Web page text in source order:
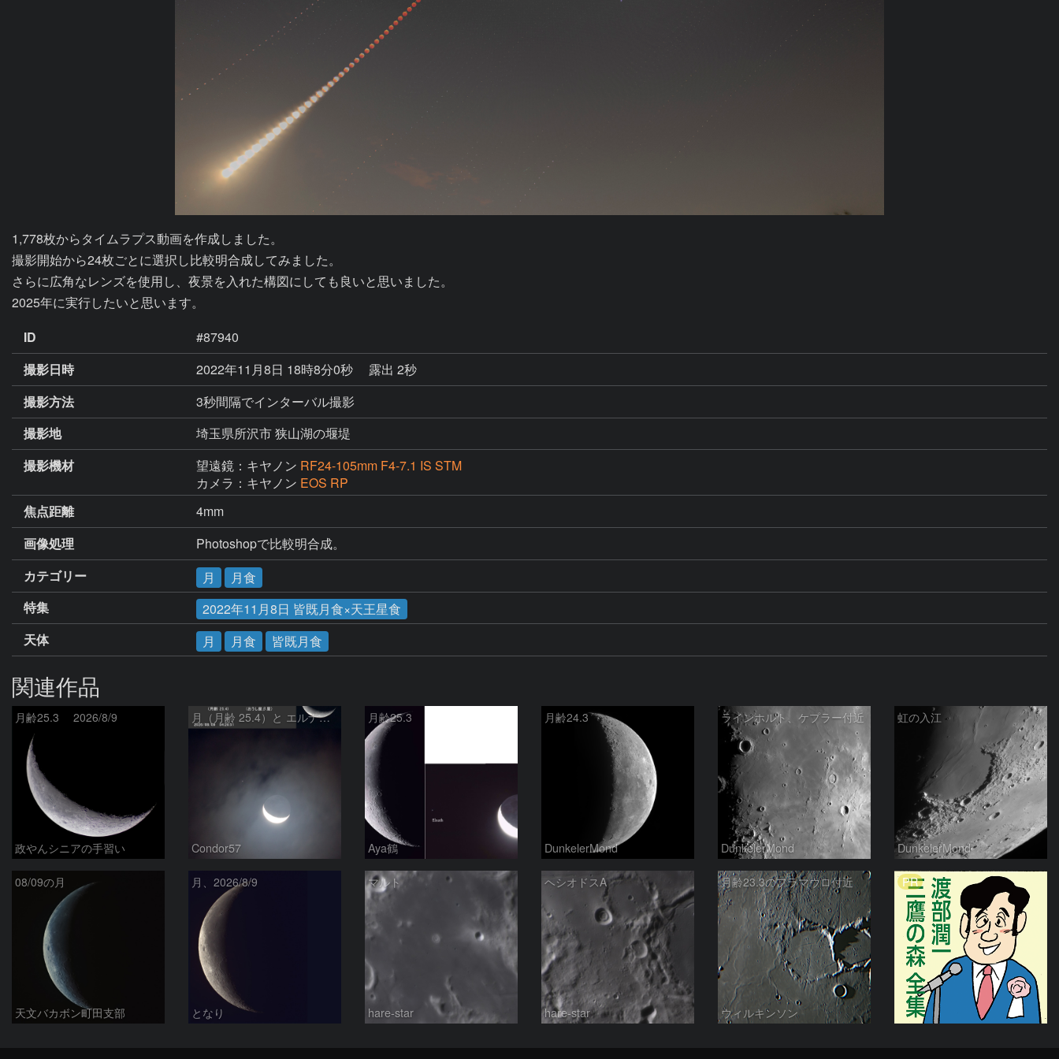
1,778枚からタイムラプス動画を作成しました。
撮影開始から24枚ごとに選択し比較明合成してみました。
さらに広角なレンズを使用し、夜景を入れた構図にしても良いと思いました。
2025年に実行したいと思います。
ID
#87940
撮影日時
2022年11月8日 18時8分0秒
露出 2秒
撮影方法
3秒間隔でインターバル撮影
撮影地
埼玉県所沢市 狭山湖の堰堤
撮影機材
望遠鏡：キヤノン RF24-105mm F4-7.1 IS STM
カメラ：キヤノン EOS RP
焦点距離
4mm
画像処理
Photoshopで比較明合成。
カテゴリー
月
月食
特集
2022年11月8日 皆既月食×天王星食
天体
月 月食 皆既月食
関連作品
月齢25.3 2026/8/9
政やんシニアの手習い
月（月齢 25.4）と エルナト（おうし座β星）
Condor57
月齢25.3
Aya鶴
月齢24.3
DunkelerMond
ラインホルト、ケプラー付近
DunkelerMond
虹の入江
DunkelerMond
08/09の月
天文バカボン町田支部
月、2026/8/9
となり
マルト
hare-star
ヘシオドスA
hare-star
月齢23.3のフラマウロ付近
ウィルキンソン
PR